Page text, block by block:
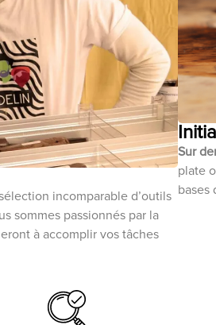
incomparable d’outils
sommes passionnés par la
à accomplir vos tâches
Sur
plate
bases